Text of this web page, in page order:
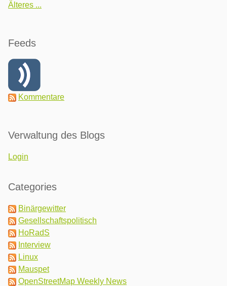
Älteres ...
Feeds
Kommentare
Verwaltung des Blogs
Login
Categories
Binärgewitter
Gesellschaftspolitisch
HoRadS
Interview
Linux
Mauspet
OpenStreetMap Weekly News